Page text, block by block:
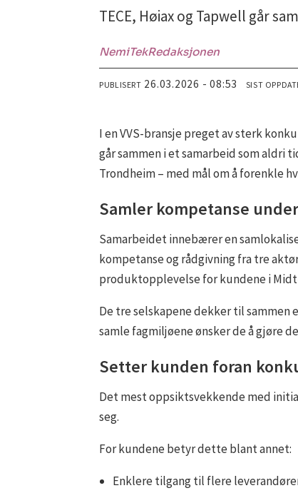
TECE, Høiax og Tapwell går
NemiTekRedaksjonen
PUBLISERT 26.03.2026 - 08:53 SIST
I en VVS-bransje preget av sterk
går sammen i et samarbeid som aldri
Trondheim – med mål om å forenkle
Samler kompetanse
Samarbeidet innebærer en
kompetanse og rådgivning fra tre
produktopplevelse for kundene i
De tre selskapene dekker til
samle fagmiljøene ønsker de å gjøre
Setter kunden foran
Det mest oppsiktsvekkende med
seg.
For kundene betyr dette blant annet:
Enklere tilgang til flere